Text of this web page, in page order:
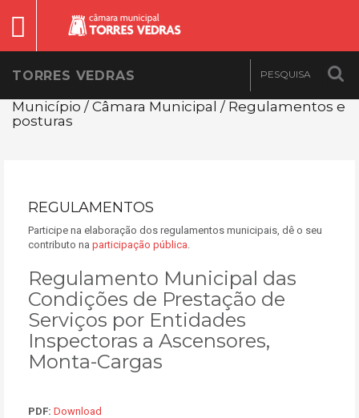
TORRES VEDRAS
Município / Câmara Municipal / Regulamentos e
posturas
REGULAMENTOS
Participe na elaboração dos regulamentos municipais, dê o seu
contributo na participação pública.
Regulamento Municipal das
Condições de Prestação de
Serviços por Entidades
Inspectoras a Ascensores,
Monta-Cargas
PDF: Download